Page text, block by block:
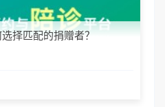
择匹配的捐赠者？